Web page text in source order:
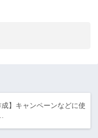
成】キャンペーンなどに使